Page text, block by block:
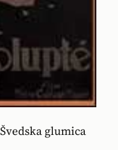
Švedska glumica